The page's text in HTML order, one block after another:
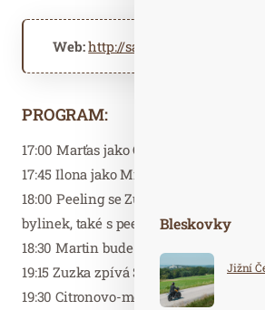
Web:http://saunovyraj.cz
PROGRAM:
17:00 Marťas jako Československá zlatá
17:45 Ilona jako Michael Jackson
18:00 Peeling se Zuzkou – luxusní
bylinek, také s peelingem na obličej
18:30 Martin bude Daniel Landa
19:15 Zuzka zpívá Ša-la-la
19:30 Citronovo-medový peeling s
Bleskovky
Jižní